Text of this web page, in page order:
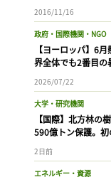
2016/11/16
政府・国際機関・NGO
【ヨーロッパ】6
界全体でも2番目
2026/07/22
大学・研究機関
【国際】北方林の
590億トン保護。
2日前
エネルギー・資源